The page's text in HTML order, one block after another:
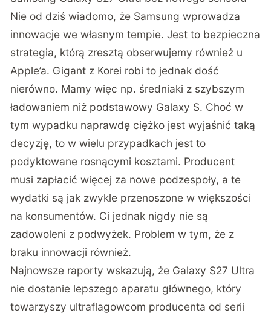
Nie od dziś wiadomo, że Samsung wprowadza
innowacje we własnym tempie. Jest to bezpieczna
strategia, którą zresztą obserwujemy również u
Apple’a. Gigant z Korei robi to jednak dość
nierówno. Mamy więc np. średniaki z szybszym
ładowaniem niż podstawowy Galaxy S. Choć w
tym wypadku naprawdę ciężko jest wyjaśnić taką
decyzję, to w wielu przypadkach jest to
podyktowane rosnącymi kosztami. Producent
musi zapłacić więcej za nowe podzespoły, a te
wydatki są jak zwykle przenoszone w większości
na konsumentów. Ci jednak nigdy nie są
zadowoleni z podwyżek. Problem w tym, że z
braku innowacji również.
Najnowsze raporty wskazują, że Galaxy S27 Ultra
nie dostanie lepszego aparatu głównego, który
towarzyszy ultraflagowcom producenta od serii